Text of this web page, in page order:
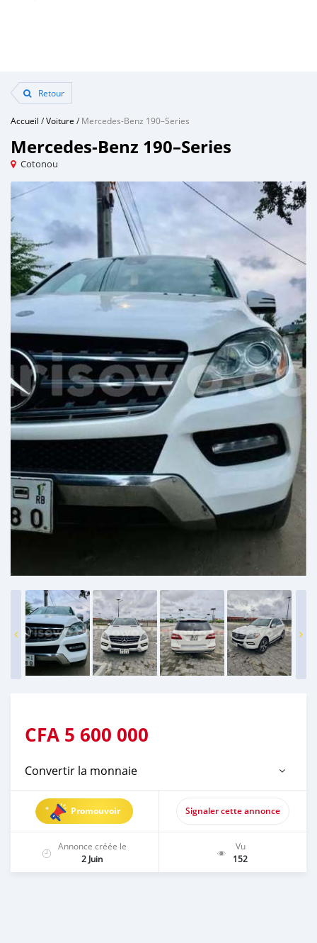
Retour
Accueil /Voiture /Mercedes-Benz 190–Series
Mercedes-Benz 190–Series
Cotonou
CFA 5 600 000
Convertir la monnaie
Promouvoir Signaler cette annonce
Annonce créée le
2 Juin
Vu
152